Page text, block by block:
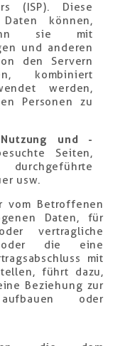
(ISP). Diese
Daten können,
sie mit
und anderen
den Servern
kombiniert
werden,
Personen zu
und -
Seiten,
usw.
vom Betroffenen
Daten, für
vertragliche
oder die eine
mit
führt dazu,
Beziehung zur
oder